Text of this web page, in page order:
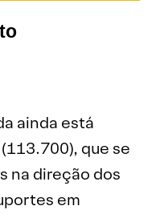
ainda está
que se
na direção dos
em